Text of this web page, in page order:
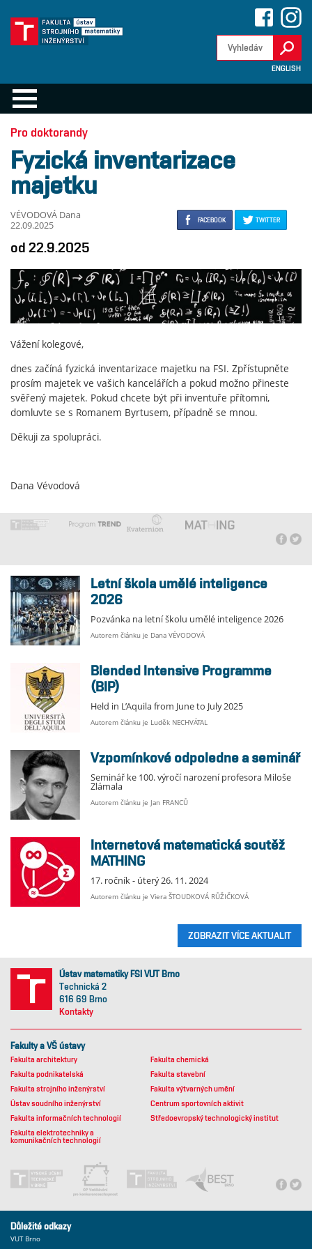
ENGLISH
Pro doktorandy
Fyzická inventarizace
majetku
FACEBOOK TWITTER
VÉVODOVÁ Dana
22.09.2025
od 22.9.2025
Vážení kolegové,
dnes začíná fyzická inventarizace majetku na FSI. Zpřístupněte
prosím majetek ve vašich kancelářích a pokud možno přineste
svěřený majetek. Pokud chcete být při inventuře přítomni,
domluvte se s Romanem Byrtusem, případně se mnou.
Děkuji za spolupráci.
Dana Vévodová
Letní škola umělé inteligence
2026
Pozvánka na letní školu umělé inteligence 2026
Autorem článku je Dana VÉVODOVÁ
Blended Intensive Programme
(BIP)
Held in L’Aquila from June to July 2025
Autorem článku je Luděk NECHVÁTAL
Vzpomínkové odpoledne a seminář
Seminář ke 100. výročí narození profesora Miloše
Zlámala
Autorem článku je Jan FRANCŮ
Internetová matematická soutěž
MATHING
17. ročník - úterý 26. 11. 2024
Autorem článku je Viera ŠTOUDKOVÁ RŮŽIČKOVÁ
ZOBRAZIT VÍCE AKTUALIT
Ústav matematiky FSI VUT Brno
Technická 2
616 69 Brno
Kontakty
Fakulty a VŠ ústavy
Fakulta architektury
Fakulta chemická
Fakulta podnikatelská
Fakulta stavební
Fakulta strojního inženýrství
Fakulta výtvarných umění
Ústav soudního inženýrství
Centrum sportovních aktivit
Fakulta informačních technologií
Středoevropský technologický institut
Fakulta elektrotechniky a
komunikačních technologií
Důležité odkazy
VUT Brno